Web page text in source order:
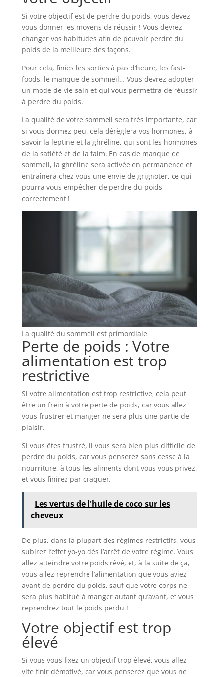
Si votre objectif est de perdre du poids, vous devez
vous donner les moyens de réussir ! Vous devrez
changer vos habitudes afin de pouvoir perdre du
poids de la meilleure des façons.
Pour cela, finies les sorties à pas d’heure, les fast-
foods, le manque de sommeil… Vous devrez adopter
un mode de vie sain et qui vous permettra de réussir
à perdre du poids.
La qualité de votre sommeil sera très importante, car
si vous dormez peu, cela dérèglera vos hormones, à
savoir la leptine et la ghréline, qui sont les hormones
de la satiété et de la faim. En cas de manque de
sommeil, la ghréline sera activée en permanence et
entraînera chez vous une envie de grignoter, ce qui
pourra vous empêcher de perdre du poids
correctement !
La qualité du sommeil est primordiale
Perte de poids : Votre
alimentation est trop
restrictive
Si votre alimentation est trop restrictive, cela peut
être un frein à votre perte de poids, car vous allez
vous frustrer et manger ne sera plus une partie de
plaisir.
Si vous êtes frustré, il vous sera bien plus difficile de
perdre du poids, car vous penserez sans cesse à la
nourriture, à tous les aliments dont vous vous privez,
et vous finirez par craquer.
Les vertus de l'huile de coco sur les
cheveux
De plus, dans la plupart des régimes restrictifs, vous
subirez l’effet yo-yo dès l’arrêt de votre régime. Vous
allez atteindre votre poids rêvé, et, à la suite de ça,
vous allez reprendre l’alimentation que vous aviez
avant de perdre du poids, sauf que votre corps ne
sera plus habitué à manger autant qu’avant, et vous
reprendrez tout le poids perdu !
Votre objectif est trop
élevé
Si vous vous fixez un objectif trop élevé, vous allez
vite finir démotivé, car vous penserez que vous ne